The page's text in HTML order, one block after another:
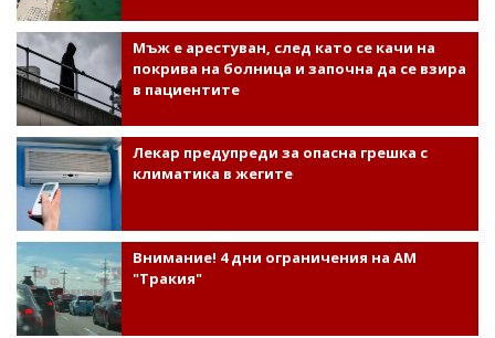
Мъж е арестуван, след като се качи на
покрива на болница и започна да се взира
в пациентите
Лекар предупреди за опасна грешка с
климатика в жегите
Внимание! 4 дни ограничения на АМ
"Тракия"